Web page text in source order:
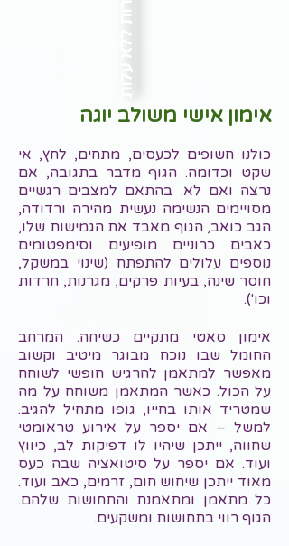
אימון אישי משולב יוגה
כולנו חשופים לכעסים, מתחים, לחץ, אי
שקט וכדומה. הגוף מדבר בתגובה, אם
נרצה ואם לא. בהתאם למצבים רגשיים
מסויימים הנשימה נעשית מהירה ורדודה,
הגב כואב, הגוף מאבד את הגמישות שלו,
כאבים כרוניים מופיעים וסימפטומים
נוספים עלולים להתפתח (שינוי במשקל,
חוסר שינה, בעיות פרקים, מגרנות, חרדות
וכו').
אימון סאטי מתקיים כשיחה. המרחב
החומל שבו נוכח מבוגר מיטיב וקשוב
מאפשר למתאמן להרגיש חופשי לשוחח
על הכול. כאשר המתאמן משוחח על מה
שמטריד אותו בחייו, גופו מתחיל להגיב.
למשל – אם יספר על אירוע טראומטי
שחווה, ייתכן שיהיו לו דפיקות לב, כיווץ
ועוד. אם יספר על סיטואציה שבה כעס
מאוד ייתכן שיחוש חום, זרמים, כאב ועוד.
כל מתאמן ומתאמנת והתחושות שלהם.
הגוף רווי בתחושות ומשקעים.